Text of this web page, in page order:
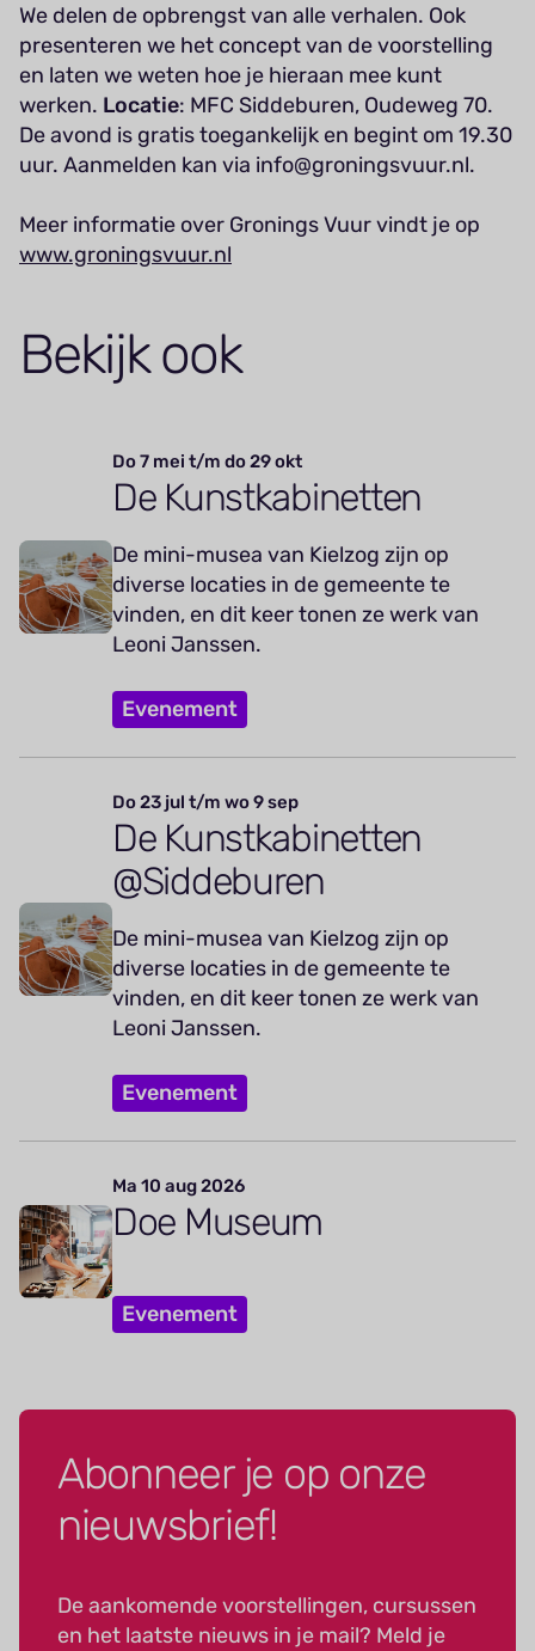
We delen de opbrengst van alle verhalen. Ook
presenteren we het concept van de voorstelling
en laten we weten hoe je hieraan mee kunt
werken. Locatie: MFC Siddeburen, Oudeweg 70.
De avond is gratis toegankelijk en begint om 19.30
uur. Aanmelden kan via info@groningsvuur.nl.
Meer informatie over Gronings Vuur vindt je op
www.groningsvuur.nl
Bekijk ook
Do 7 mei t/m do 29 okt
De Kunstkabinetten
De mini-musea van Kielzog zijn op
diverse locaties in de gemeente te
vinden, en dit keer tonen ze werk van
Leoni Janssen.
Evenement
Do 23 jul t/m wo 9 sep
De Kunstkabinetten
@Siddeburen
De mini-musea van Kielzog zijn op
diverse locaties in de gemeente te
vinden, en dit keer tonen ze werk van
Leoni Janssen.
Evenement
Ma 10 aug 2026
Doe Museum
Evenement
Abonneer je op onze
nieuwsbrief!
De aankomende voorstellingen, cursussen
en het laatste nieuws in je mail? Meld je